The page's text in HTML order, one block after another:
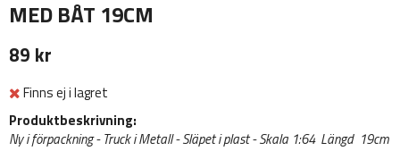
MED BÅT 19CM
89 kr
Finns ej i lagret
Produktbeskrivning:
Ny i förpackning - Truck i Metall - Släpet i plast - Skala 1:64 Längd 19cm